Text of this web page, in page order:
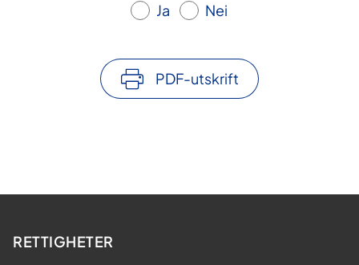
Ja Nei
PDF-utskrift
RETTIGHETER